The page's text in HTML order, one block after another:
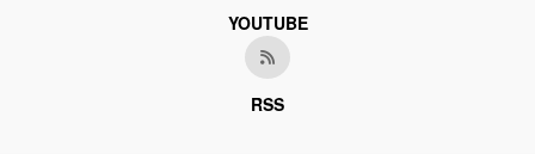
YOUTUBE
RSS